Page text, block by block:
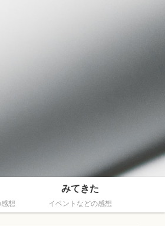
想
みてきた
イベントなどの感想